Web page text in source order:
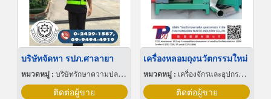
บริษัทจัดหา รปภ.ศาลายา
หมวดหมู่ : บริษัทรักษาความปลอดภัย
ติดต่อผู้ขาย
เครื่องหลอมถุงนวัตกรรมใหม่
หมวดหมู่ : เครื่องจักรและอุปกรณ์ผลิตพลาสติก
ติดต่อผู้ขาย